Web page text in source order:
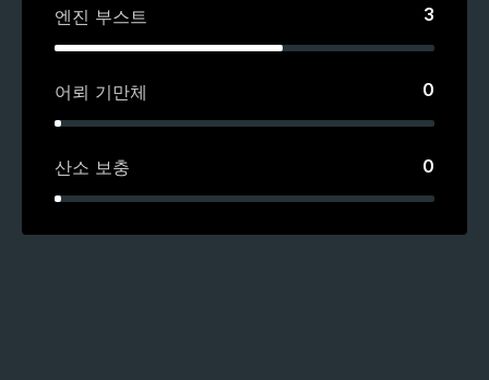
엔진 부스트 3
어뢰 기만체 0
산소 보충 0